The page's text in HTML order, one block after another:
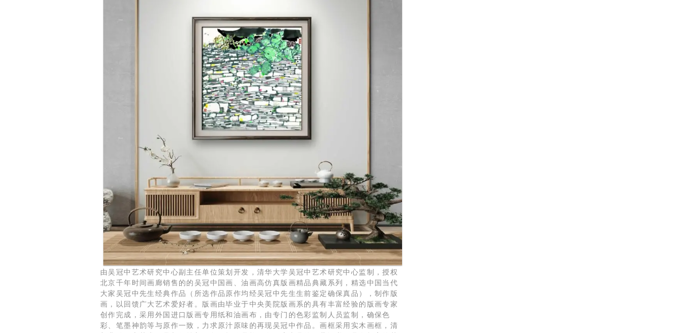
由吴冠中艺术研究中心副主任单位策划开发，清华大学吴冠中艺术研究中心监制，授权
北京千年时间画廊销售的的吴冠中国画、油画高仿真版画精品典藏系列，精选中国当代
大家吴冠中先生经典作品（所选作品原作均经吴冠中先生生前鉴定确保真品），制作版
画，以回馈广大艺术爱好者。版画由毕业于中央美院版画系的具有丰富经验的版画专家
创作完成，采用外国进口版画专用纸和油画布，由专门的色彩监制人员监制，确保色
彩、笔墨神韵等与原作一致，力求原汁原味的再现吴冠中作品。画框采用实木画框，清